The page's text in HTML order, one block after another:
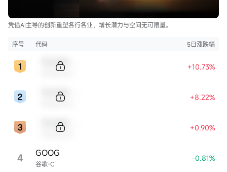
凭借AI主导的创新重塑各行各业，增长潜力与空间无可限量。
序号 代码 5日涨跌幅
+10.73%
+8.22%
+0.90%
4 谷歌-C
GOOG -0.81%